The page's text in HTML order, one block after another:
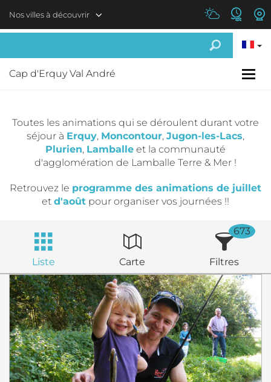
Nos villes à découvrir
Cap d'Erquy Val André
Toutes les animations qui se déroulent durant votre
séjour à Erquy, Moncontour, Jugon-les-Lacs,
Plurien, Lamballe et la communauté
d'agglomération de Lamballe Terre & Mer !
Retrouvez le programme des animations de juillet
et d'août pour organiser vos journées !!
Liste Carte Filtres
673